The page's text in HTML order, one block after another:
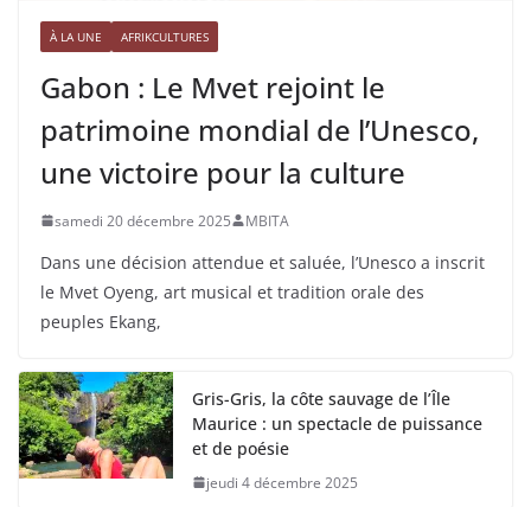
À LA UNE AFRIKCULTURES
Gabon : Le Mvet rejoint le
patrimoine mondial de l’Unesco,
une victoire pour la culture
samedi 20 décembre 2025 MBITA
Dans une décision attendue et saluée, l’Unesco a inscrit
le Mvet Oyeng, art musical et tradition orale des
peuples Ekang,
Gris-Gris, la côte sauvage de l’Île
Maurice : un spectacle de puissance
et de poésie
jeudi 4 décembre 2025